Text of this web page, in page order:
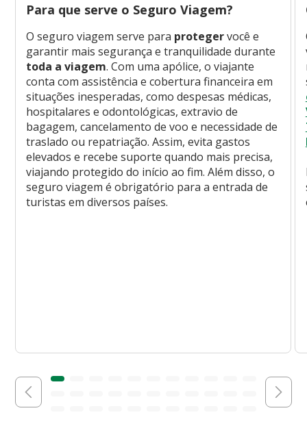
Para que serve o Seguro Viagem?
O seguro viagem serve para protegervocê e
garantir mais segurança e tranquilidade durante
toda a viagem. Com uma apólice, o viajante
conta com assistência e cobertura financeira em
situações inesperadas, como despesas médicas,
hospitalares e odontológicas, extravio de
bagagem, cancelamento de voo e necessidade de
traslado ou repatriação. Assim, evita gastos
elevados e recebe suporte quando mais precisa,
viajando protegido do início ao fim. Além disso, o
seguro viagem é obrigatório para a entrada de
turistas em diversos países.